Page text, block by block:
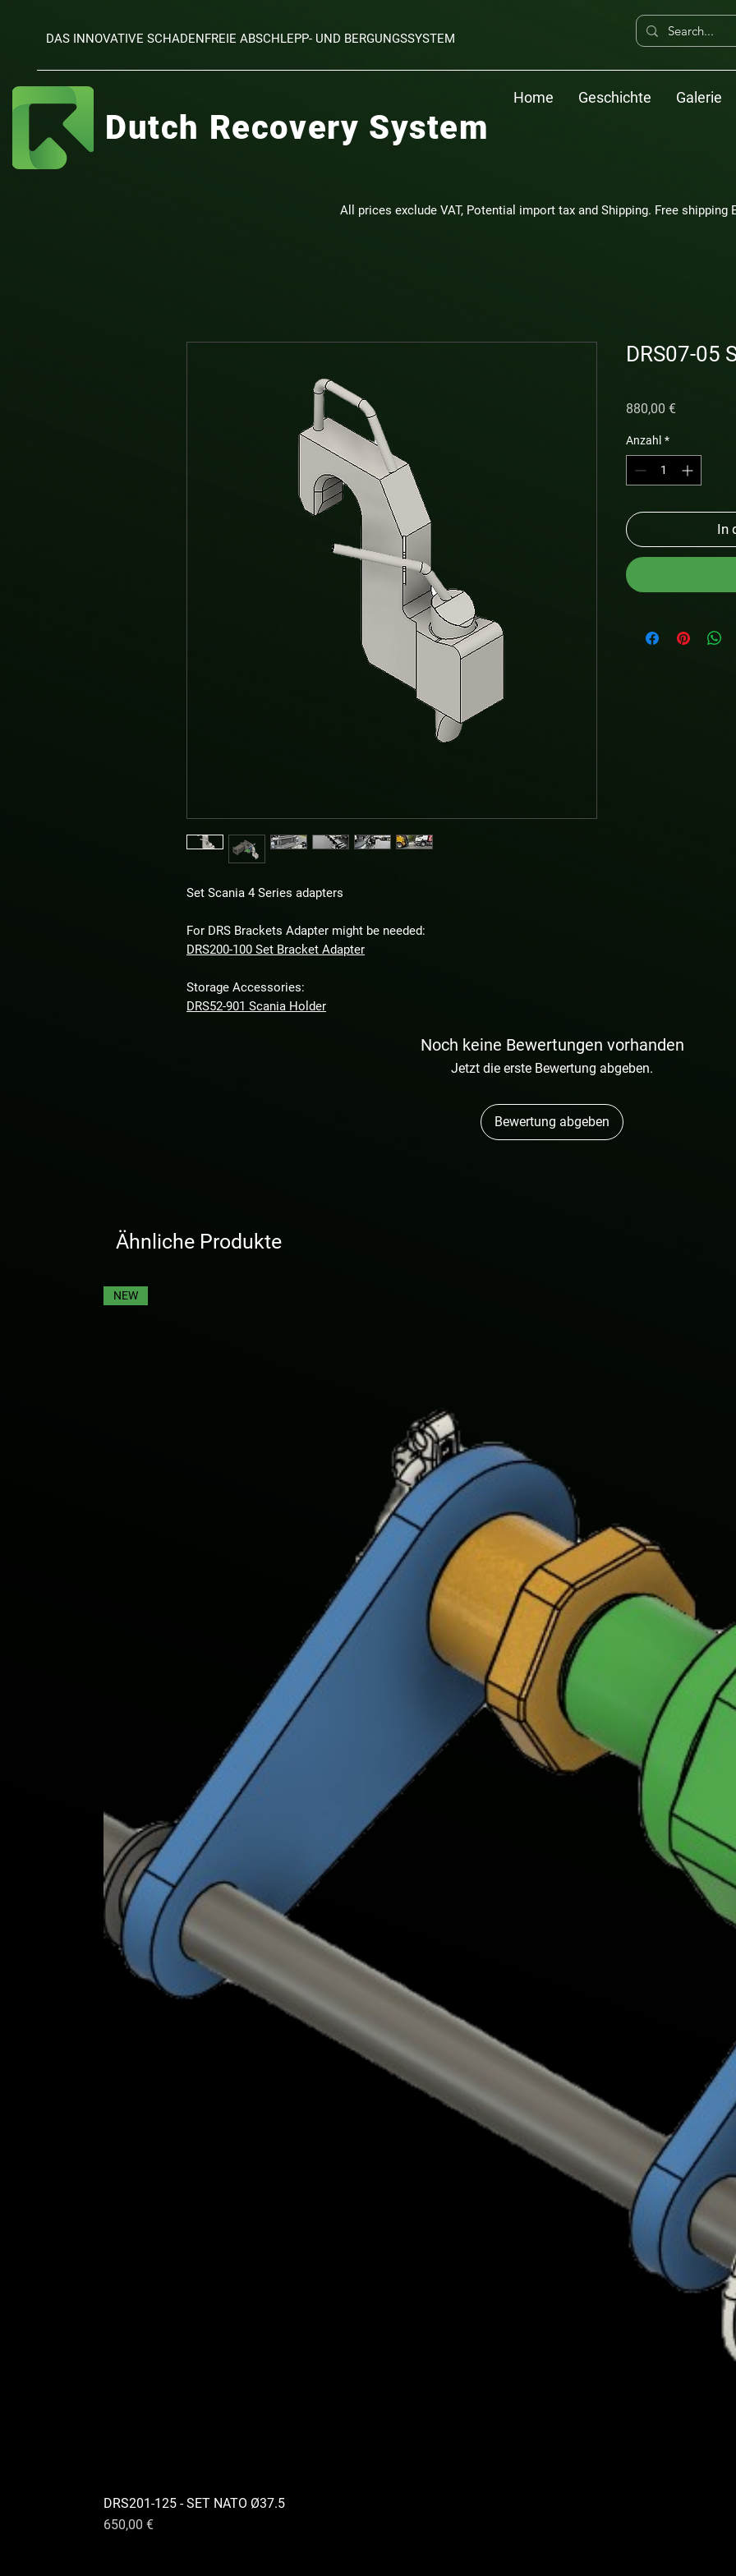
DAS INNOVATIVE SCHADENFREIE ABSCHLEPP- UND BERGUNGSSYSTEM
Dutch Recovery System
Home Geschichte Galerie
All prices exclude VAT, Potential import tax and Shipping. Free shipping
Set Scania 4 Series adapters
For DRS Brackets Adapter might be needed:
DRS200-100 Set Bracket Adapter
Storage Accessories:
DRS52-901 Scania Holder
DRS07-05
880,00 €Preis
Anzahl *
In
Noch keine Bewertungen vorhanden
Jetzt die erste Bewertung abgeben.
Bewertung abgeben
Ähnliche Produkte
NEW
DRS201-125 - SET NATO Ø37.5
Preis
650,00 €